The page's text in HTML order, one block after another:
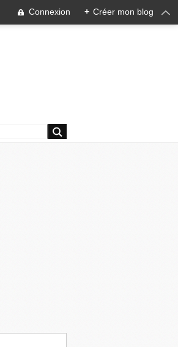
Connexion + Créer mon blog